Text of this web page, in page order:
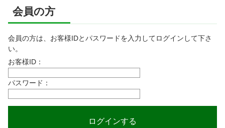
会員の方
会員の方は、お客様IDとパスワードを入力してログインして下さ
い。
お客様ID：
パスワード：